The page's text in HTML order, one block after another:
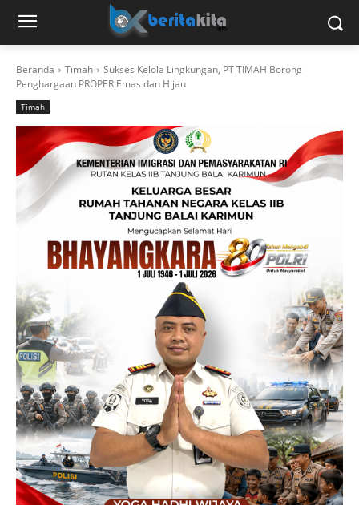
Beranda Timah
Sukses Kelola Lingkungan, PT TIMAH Borong
Penghargaan PROPER Emas dan Hijau
Timah